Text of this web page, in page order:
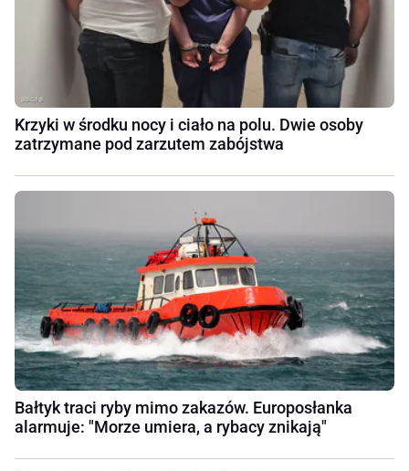
Krzyki w środku nocy i ciało na polu. Dwie osoby
zatrzymane pod zarzutem zabójstwa
Bałtyk traci ryby mimo zakazów. Europosłanka
alarmuje: "Morze umiera, a rybacy znikają"